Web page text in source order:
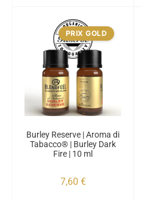
PRIX GOLD
Burley Reserve | Aroma di
Tabacco® | Burley Dark
Fire | 10 ml
7,60 €